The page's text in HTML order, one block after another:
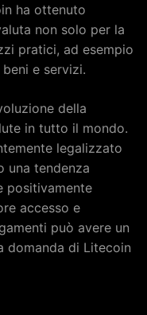
ha ottenuto
non solo per la
pratici, ad esempio
e servizi.
della
in tutto il mondo.
legalizzato
una tendenza
positivamente
accesso e
può avere un
domanda di Litecoin